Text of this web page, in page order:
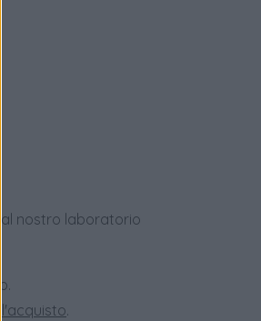
nostro laboratorio
.